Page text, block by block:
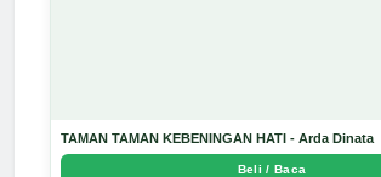
TAMAN TAMAN KEBENINGAN HATI - Arda Dinata
Beli / Baca